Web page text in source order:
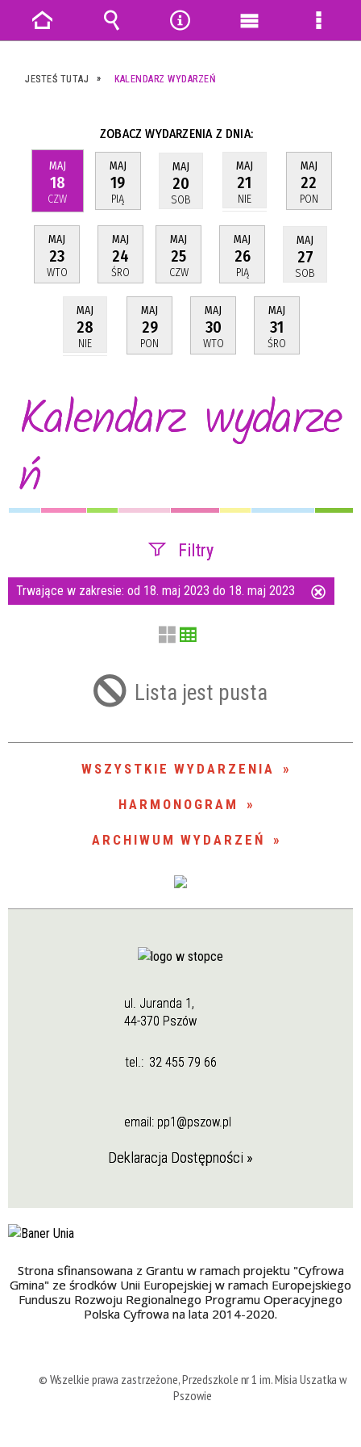
JESTEŚ TUTAJ KALENDARZ WYDARZEŃ
ZOBACZ WYDARZENIA Z DNIA:
MAJ
18
CZW
MAJ
19
PIĄ
MAJ
20
SOB
MAJ
21
NIE
MAJ
22
PON
MAJ
23
WTO
MAJ
24
ŚRO
MAJ
25
CZW
MAJ
26
PIĄ
MAJ
27
SOB
MAJ
28
NIE
MAJ
29
PON
MAJ
30
WTO
MAJ
31
ŚRO
Kalendarz wydarze
ń
Filtry
Szukana fraza
Trwające w zakresie: od 18. maj 2023 do 18. maj 2023
Lista jest pusta
WSZYSTKIE WYDARZENIA
HARMONOGRAM
ARCHIWUM WYDARZEŃ
ul. Juranda 1,
44-370 Pszów
tel.: 32 455 79 66
email: pp1@pszow.pl
Deklaracja Dostępności »
Strona sfinansowana z Grantu w ramach projektu "Cyfrowa
Gmina" ze środków Unii Europejskiej w ramach Europejskiego
Funduszu Rozwoju Regionalnego Programu Operacyjnego
Polska Cyfrowa na lata 2014-2020.
© Wszelkie prawa zastrzeżone, Przedszkole nr 1 im. Misia Uszatka w
Pszowie
Strona
główna
Wyszukiwarka
NarzędziaMenu
Menu